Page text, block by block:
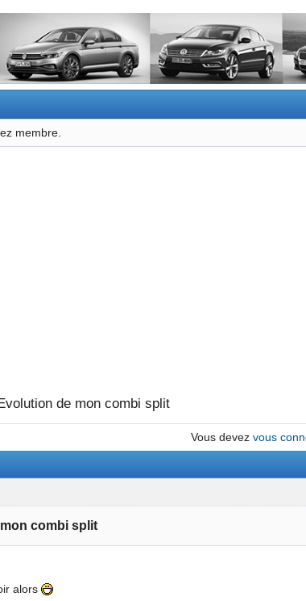
membre.
de mon combi split
Vous devez vous
combi split
alors